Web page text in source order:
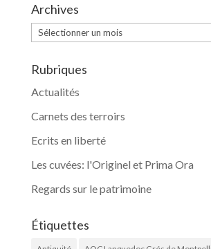
Archives
Archives
Rubriques
Actualités
Carnets des terroirs
Ecrits en liberté
Les cuvées: l'Originel et Prima Ora
Regards sur le patrimoine
Étiquettes